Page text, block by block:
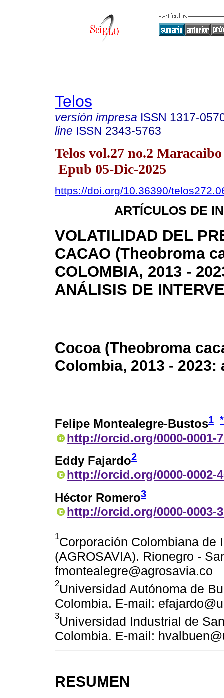
Telos
versión impresa ISSN 1317-
line ISSN 2343-5763
Telos vol.27 no.2 Maracaibo
Epub 05-Dic-2025
https://doi.org/10.36390/
ARTÍCULOS DE
VOLATILIDAD DEL
CACAO (Theobroma
COLOMBIA, 2013 -
ANÁLISIS DE
Cocoa (Theobroma
Colombia, 2013 -
Felipe Montealegre-Bustos1 *
http://orcid.org/0000-0001-
Eddy Fajardo2
http://orcid.org/0000-0002-
Héctor Romero3
http://orcid.org/0000-0003-
1Corporación Colombiana de
(AGROSAVIA). Rionegro -
fmontealegre@agrosavia.co
2Universidad Autónoma de
Colombia. E-mail:
3Universidad Industrial de
Colombia. E-mail:
RESUMEN